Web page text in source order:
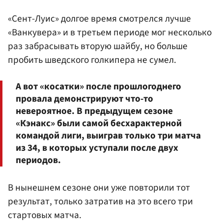
«Сент-Луис» долгое время смотрелся лучше
«Ванкувера» и в третьем периоде мог несколько
раз забрасывать вторую шайбу, но больше
пробить шведского голкипера не сумел.
А вот «косатки» после прошлогоднего
провала демонстрируют что-то
невероятное. В предыдущем сезоне
«Кэнакс» были самой бесхарактерной
командой лиги, выиграв только три матча
из 34, в которых уступали после двух
периодов.
В нынешнем сезоне они уже повторили тот
результат, только затратив на это всего три
стартовых матча.